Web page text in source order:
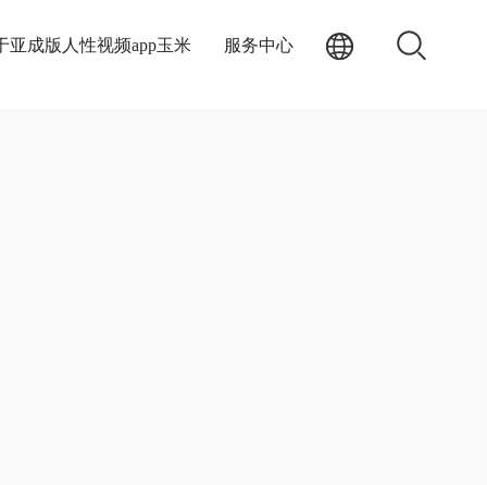
亚成版人性视频app玉米 服务中心